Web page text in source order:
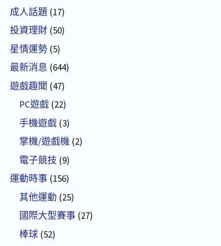
成人話題 (17)
投資理財 (50)
星情運勢 (5)
最新消息 (644)
遊戲趣聞 (47)
PC遊戲 (22)
手機遊戲 (3)
掌機/遊戲機 (2)
電子競技 (9)
運動時事 (156)
其他運動 (25)
國際大型賽事 (27)
棒球 (52)